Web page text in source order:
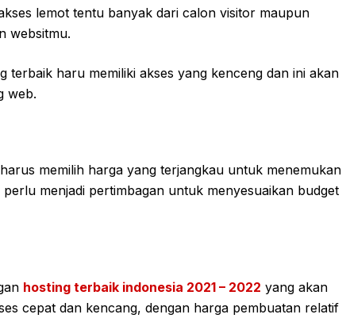
lemot tentu banyak dari calon visitor maupun
websitmu.
terbaik haru memiliki akses yang kenceng dan ini akan
web.
memilih harga yang terjangkau untuk menemukan
menjadi pertimbagan untuk menyesuaikan budget
hosting terbaik indonesia 2021 – 2022 yang akan
cepat dan kencang, dengan harga pembuatan relatif